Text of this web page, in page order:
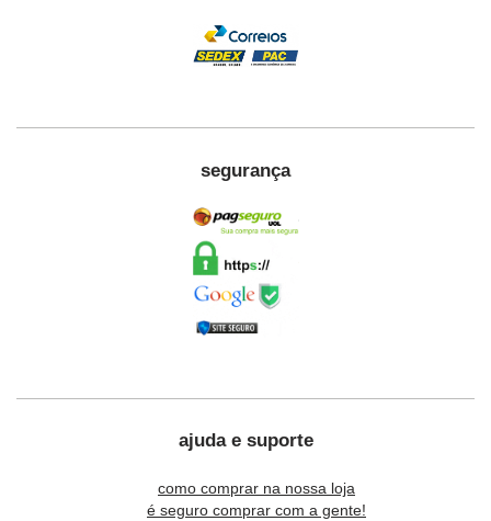
segurança
ajuda e suporte
como comprar na nossa loja
é seguro comprar com a gente!